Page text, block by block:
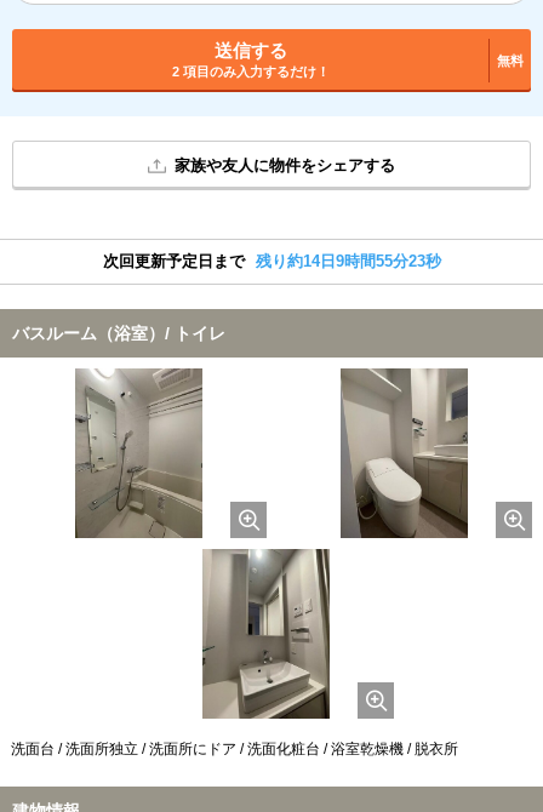
送信する
2 項目のみ入力するだけ！
無料
家族や友人に物件をシェアする
次回更新予定日まで 残り約14日9時間55分22秒
バスルーム（浴室）/ トイレ
洗面台 / 洗面所独立 / 洗面所にドア / 洗面化粧台 / 浴室乾燥機 / 脱衣所